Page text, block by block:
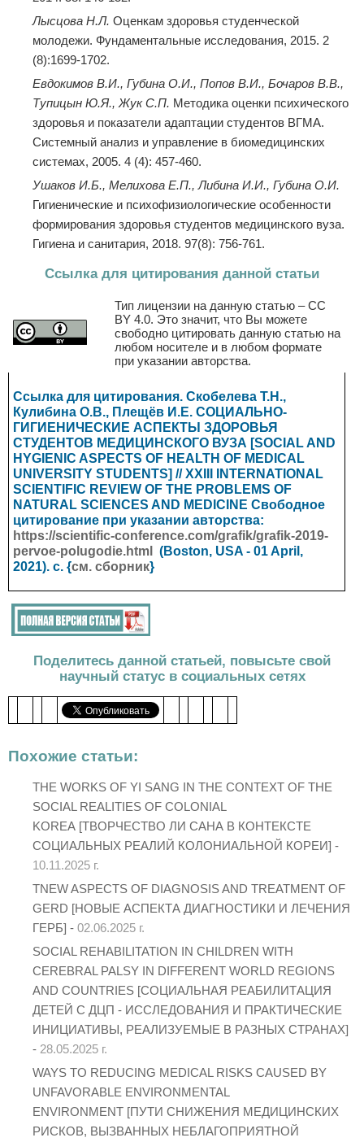
Лысцова Н.Л. Оценкам здоровья студенческой
молодежи. Фундаментальные исследования, 2015. 2
(8):1699-1702.
Евдокимов В.И., Губина О.И., Попов В.И., Бочаров В.В.,
Тупицын Ю.Я., Жук С.П. Методика оценки психического
здоровья и показатели адаптации студентов ВГМА.
Системный анализ и управление в биомедицинских
системах, 2005. 4 (4): 457-460.
Ушаков И.Б., Мелихова Е.П., Либина И.И., Губина О.И.
Гигиенические и психофизиологические особенности
формирования здоровья студентов медицинского вуза.
Гигиена и санитария, 2018. 97(8): 756-761.
Ссылка для цитирования данной статьи
Тип лицензии на данную статью – CC
BY 4.0. Это значит, что Вы можете
свободно цитировать данную статью на
любом носителе и в любом формате
при указании авторства.
Ссылка для цитирования. Скобелева Т.Н.,
Кулибина О.В., Плещёв И.Е. СОЦИАЛЬНО-
ГИГИЕНИЧЕСКИЕ АСПЕКТЫ ЗДОРОВЬЯ
СТУДЕНТОВ МЕДИЦИНСКОГО ВУЗА [SOCIAL AND
HYGIENIC ASPECTS OF HEALTH OF MEDICAL
UNIVERSITY STUDENTS] // XXIII INTERNATIONAL
SCIENTIFIC REVIEW OF THE PROBLEMS OF
NATURAL SCIENCES AND MEDICINE Свободное
цитирование при указании авторства:
https://scientific-conference.com/grafik/grafik-2019-
pervoe-polugodie.html
(Boston, USA - 01 April,
2021). с. {см. сборник}
Поделитесь данной статьей, повысьте свой
научный статус в социальных сетях
Похожие статьи:
THE WORKS OF YI SANG IN THE CONTEXT OF THE
SOCIAL REALITIES OF COLONIAL
KOREA [ТВОРЧЕСТВО ЛИ САНА В КОНТЕКСТЕ
СОЦИАЛЬНЫХ РЕАЛИЙ КОЛОНИАЛЬНОЙ КОРЕИ] -
10.11.2025 г.
TNEW ASPECTS OF DIAGNOSIS AND TREATMENT OF
GERD [НОВЫЕ АСПЕКТА ДИАГНОСТИКИ И ЛЕЧЕНИЯ
ГЕРБ] - 02.06.2025 г.
SOCIAL REHABILITATION IN CHILDREN WITH
CEREBRAL PALSY IN DIFFERENT WORLD REGIONS
AND COUNTRIES [СОЦИАЛЬНАЯ РЕАБИЛИТАЦИЯ
ДЕТЕЙ С ДЦП - ИССЛЕДОВАНИЯ И ПРАКТИЧЕСКИЕ
ИНИЦИАТИВЫ, РЕАЛИЗУЕМЫЕ В РАЗНЫХ СТРАНАХ]
- 28.05.2025 г.
WAYS TO REDUCING MEDICAL RISKS CAUSED BY
UNFAVORABLE ENVIRONMENTAL
ENVIRONMENT [ПУТИ СНИЖЕНИЯ МЕДИЦИНСКИХ
РИСКОВ, ВЫЗВАННЫХ НЕБЛАГОПРИЯТНОЙ